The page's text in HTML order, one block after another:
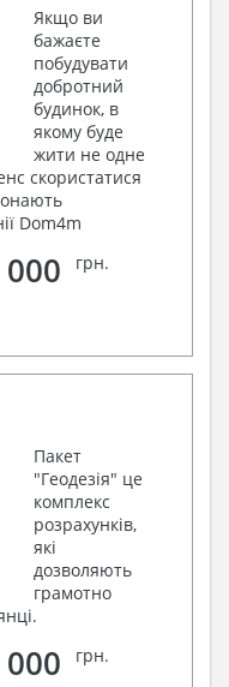
Якщо ви
бажаєте
побудувати
добротний
будинок, в
якому буде
жити не одне
скористатися
Dom4m
грн.
Пакет
"Геодезія" це
комплекс
розрахунків,
які
дозволяють
грамотно
грн.